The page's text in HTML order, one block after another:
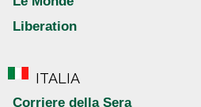
Liberation
ITALIA
Corriere della Sera